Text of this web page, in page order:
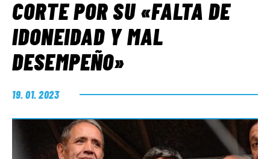
FUERA DE MEGÁFONO
CORTE POR SU «FALTA DE
IDONEIDAD Y MAL
DESEMPEÑO»
19. 01. 2023